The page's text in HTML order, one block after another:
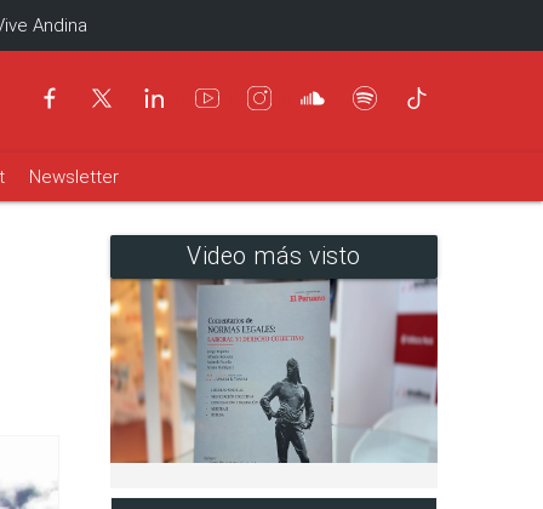
Andina
Newsletter
Video más visto